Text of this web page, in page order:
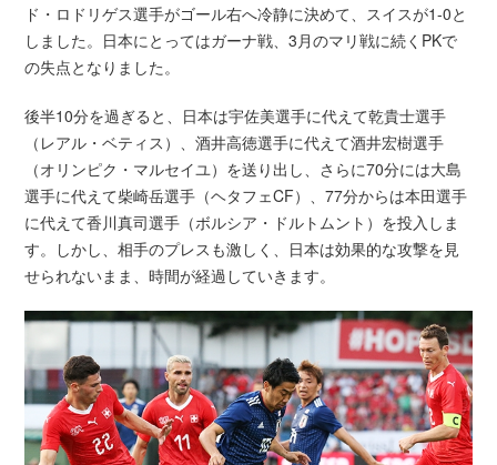
ド・ロドリゲス選手がゴール右へ冷静に決めて、スイスが1-0と
しました。日本にとってはガーナ戦、3月のマリ戦に続くPKで
の失点となりました。
後半10分を過ぎると、日本は宇佐美選手に代えて乾貴士選手
（レアル・ベティス）、酒井高徳選手に代えて酒井宏樹選手
（オリンピク・マルセイユ）を送り出し、さらに70分には大島
選手に代えて柴崎岳選手（ヘタフェCF）、77分からは本田選手
に代えて香川真司選手（ボルシア・ドルトムント）を投入しま
す。しかし、相手のプレスも激しく、日本は効果的な攻撃を見
せられないまま、時間が経過していきます。